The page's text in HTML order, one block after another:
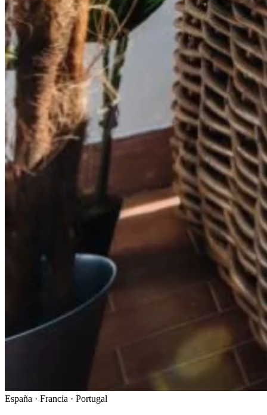
España · Francia · Portugal